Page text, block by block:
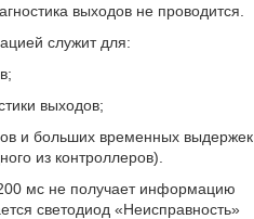
выходов не проводится.
служит для:
выходов;
и больших временных выдержек
из контроллеров).
мс не получает информацию
светодиод «Неисправность»